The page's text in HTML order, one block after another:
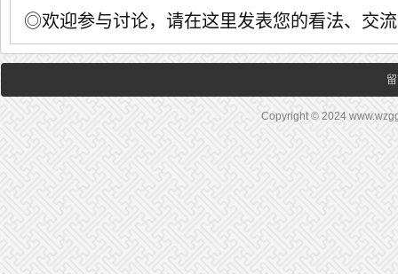
◎欢迎参与讨论，请在这里发表您的看法、交
Copyright © 2024